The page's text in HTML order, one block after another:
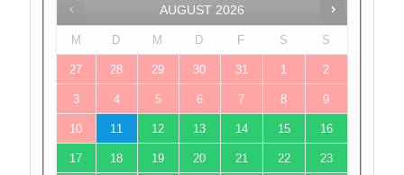
AUGUST 2026
M D M D F S S
27 28 29 30 31 1 2
3 4 5 6 7 8 9
10 11 12 13 14 15 16
17 18 19 20 21 22 23